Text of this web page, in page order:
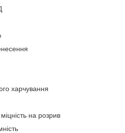
харчування
на розрив